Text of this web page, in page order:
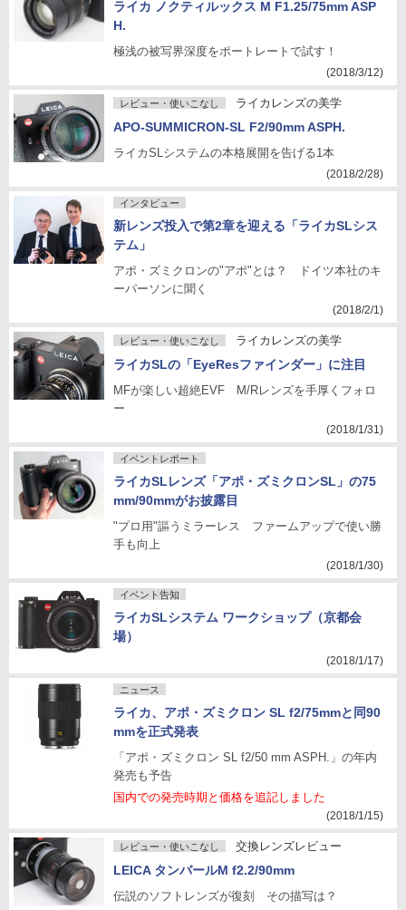
ライカ ノクティルックス M F1.25/75mm ASP
H.
極浅の被写界深度をポートレートで試す！
(2018/3/12)
レビュー・使いこなし ライカレンズの美学
APO-SUMMICRON-SL F2/90mm ASPH.
ライカSLシステムの本格展開を告げる1本
(2018/2/28)
インタビュー
新レンズ投入で第2章を迎える「ライカSLシス
テム」
アポ・ズミクロンの"アポ"とは？ ドイツ本社のキ
ーパーソンに聞く
(2018/2/1)
レビュー・使いこなし ライカレンズの美学
ライカSLの「EyeResファインダー」に注目
MFが楽しい超絶EVF M/Rレンズを手厚くフォロ
ー
(2018/1/31)
イベントレポート
ライカSLレンズ「アポ・ズミクロンSL」の75
mm/90mmがお披露目
"プロ用"謳うミラーレス ファームアップで使い勝
手も向上
(2018/1/30)
イベント告知
ライカSLシステム ワークショップ（京都会
場）
(2018/1/17)
ニュース
ライカ、アポ・ズミクロン SL f2/75mmと同90
mmを正式発表
「アポ・ズミクロン SL f2/50 mm ASPH.」の年内
発売も予告
国内での発売時期と価格を追記しました
(2018/1/15)
レビュー・使いこなし 交換レンズレビュー
LEICA タンバールM f2.2/90mm
伝説のソフトレンズが復刻 その描写は？